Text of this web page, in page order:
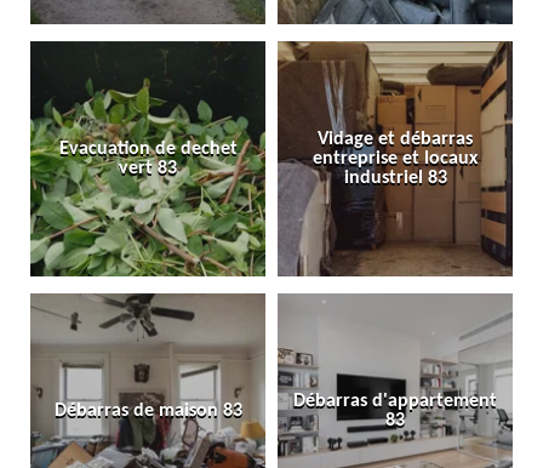
Evacuation de dechet
vert 83
Vidage et débarras
entreprise et locaux
industriel 83
Débarras de maison 83
Débarras d'appartement
83